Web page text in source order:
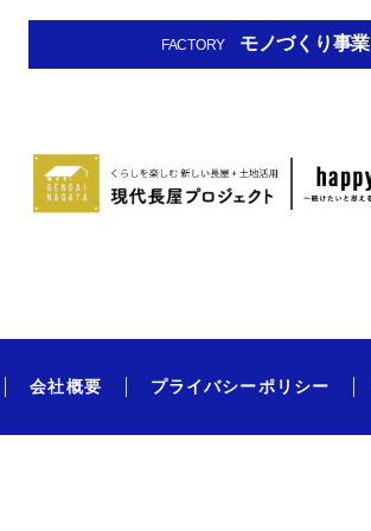
FACTORY モノづくり事業
会社概要 プライバシーポリシー